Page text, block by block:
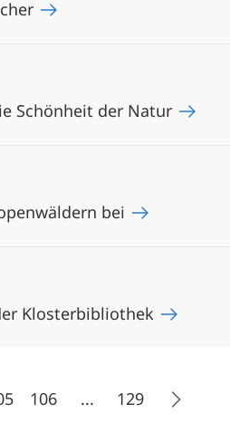
Schönheit der Natur
bei
Klosterbibliothek
106 ... 129